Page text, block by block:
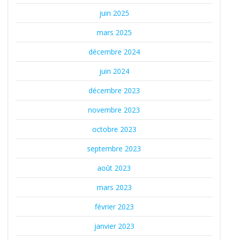
juin 2025
mars 2025
décembre 2024
juin 2024
décembre 2023
novembre 2023
octobre 2023
septembre 2023
août 2023
mars 2023
février 2023
janvier 2023